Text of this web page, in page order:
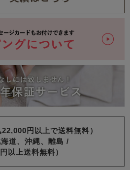
円以上で送料無料）
道、沖縄、離島 /
以上送料無料）